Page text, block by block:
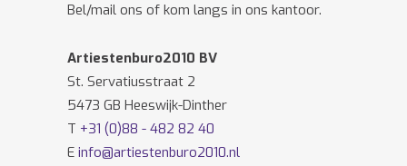
Bel/mail ons of kom langs in ons kantoor.
Artiestenburo2010 BV
St. Servatiusstraat 2
5473 GB Heeswijk-Dinther
T +31 (0)88 - 482 82 40
E info@artiestenburo2010.nl